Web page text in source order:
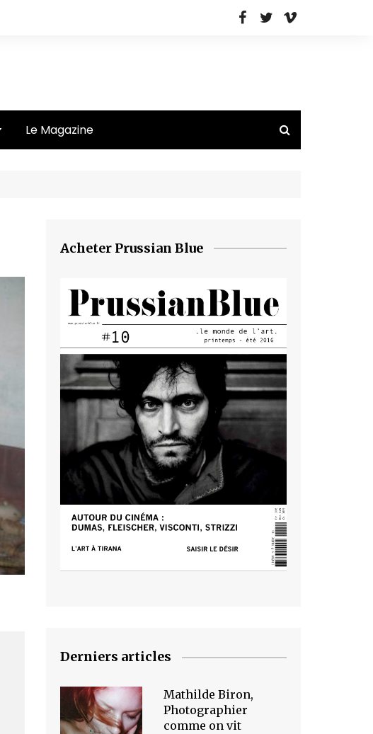
Le Magazine
Acheter Prussian Blue
Derniers articles
Mathilde Biron,
Photographier
comme on vit